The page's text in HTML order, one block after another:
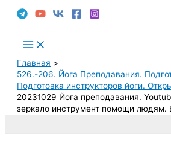
Main
Menu
Главная
526.-206. Йога Преподавания.
Подготовка инструкторов йоги.
20231029 Йога преподавания.
зеркало инструмент помощи людям.